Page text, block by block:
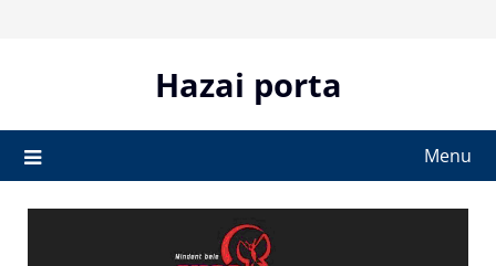
Hazai porta
Menu